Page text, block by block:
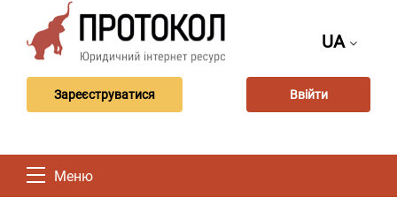
UA
Зареєструватися Ввійти
Меню